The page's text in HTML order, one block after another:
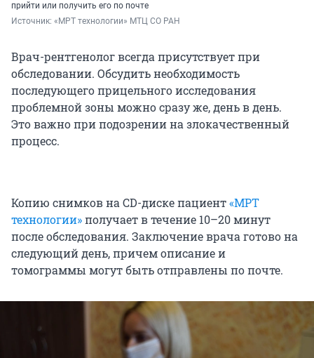
прийти или получить его по почте
Источник: «МРТ технологии» МТЦ СО РАН
Врач-рентгенолог всегда присутствует при
обследовании. Обсудить необходимость
последующего прицельного исследования
проблемной зоны можно сразу же, день в день.
Это важно при подозрении на злокачественный
процесс.
Копию снимков на CD-диске пациент«МРТ
технологии»получает в течение 10–20 минут
после обследования. Заключение врача готово на
следующий день, причем описание и
томограммы могут быть отправлены по почте.